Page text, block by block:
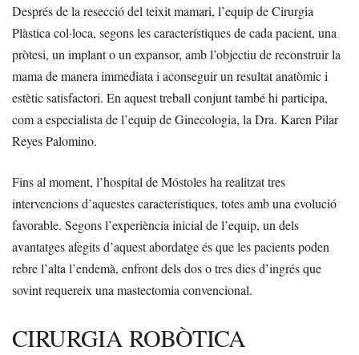
Després de la resecció del teixit mamari, l’equip de Cirurgia
Plàstica col·loca, segons les característiques de cada pacient, una
pròtesi, un implant o un expansor, amb l’objectiu de reconstruir la
mama de manera immediata i aconseguir un resultat anatòmic i
estètic satisfactori. En aquest treball conjunt també hi participa,
com a especialista de l’equip de Ginecologia, la Dra. Karen Pilar
Reyes Palomino.
Fins al moment, l’hospital de Móstoles ha realitzat tres
intervencions d’aquestes característiques, totes amb una evolució
favorable. Segons l’experiència inicial de l’equip, un dels
avantatges afegits d’aquest abordatge és que les pacients poden
rebre l’alta l’endemà, enfront dels dos o tres dies d’ingrés que
sovint requereix una mastectomia convencional.
CIRURGIA ROBÒTICA